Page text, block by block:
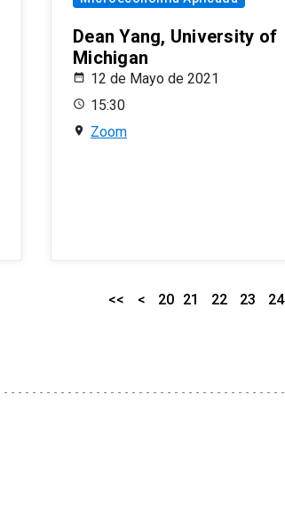
Dean Yang, University of
Michigan
12 de Mayo de 2021
15:30
Zoom
<< < 20 21 22 23 24